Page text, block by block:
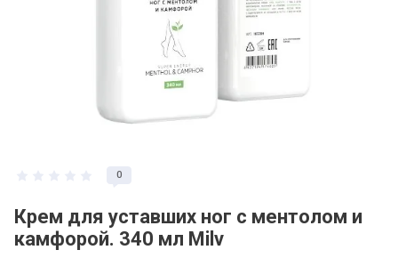
0
Крем для уставших ног с ментолом и
камфорой. 340 мл Milv